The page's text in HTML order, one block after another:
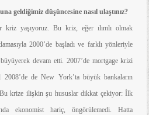
geldiğimiz düşüncesine nasıl ulaştınız?
yaşıyoruz. Bu kriz, eğer ılımlı olmak
2000’de başladı ve farklı yönleriyle
devam etti. 2007’de mortgage krizi
de New York’ta büyük bankaların
Bu krize ilişkin şu hususlar dikkat çekiyor: İlk
ekonomist hariç, öngörülemedi. Hatta